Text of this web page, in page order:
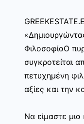
ΦιλοσοφίαΟ
συγκροτείται
πετυχημένη
αξίες και την
Να είμαστε μια